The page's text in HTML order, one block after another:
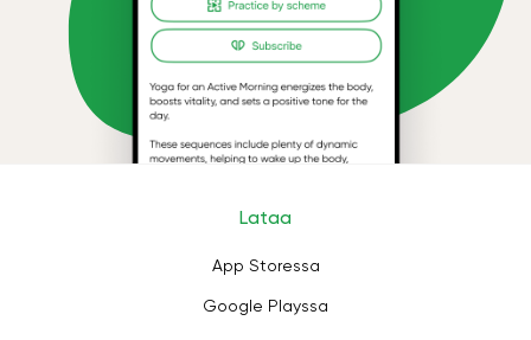
Lataa
App Storessa
Google Playssa